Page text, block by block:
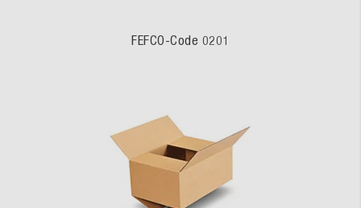
FEFCO-Code 0201